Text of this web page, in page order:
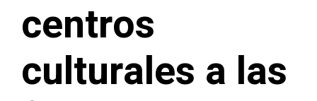
centros
culturales a las